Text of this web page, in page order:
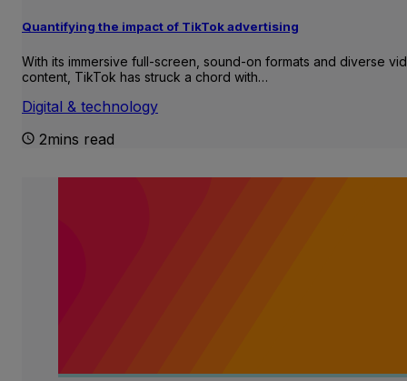
Quantifying the impact of TikTok advertising
With its immersive full-screen, sound-on formats and diverse
content, TikTok has struck a chord with…
Digital & technology
2mins read